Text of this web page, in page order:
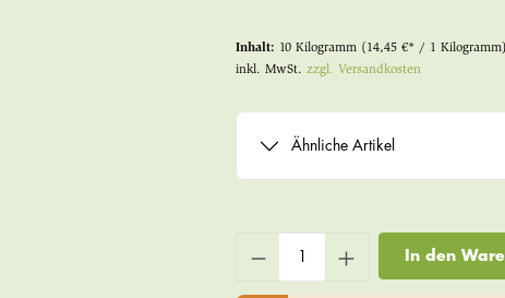
Inhalt: 10 Kilogramm (14,45 €* / 1 Kilogramm)
inkl. MwSt. zzgl. Versandkosten
Ähnliche Artikel
In den